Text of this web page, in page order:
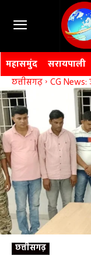
महासमुंद सरायपाली
छत्तीसगढ़ CG
छत्तीसगढ़